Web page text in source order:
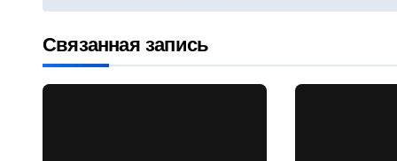
по
записям
Связанная запись